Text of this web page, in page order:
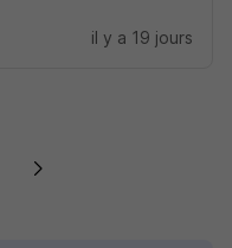
il y a 19 jours